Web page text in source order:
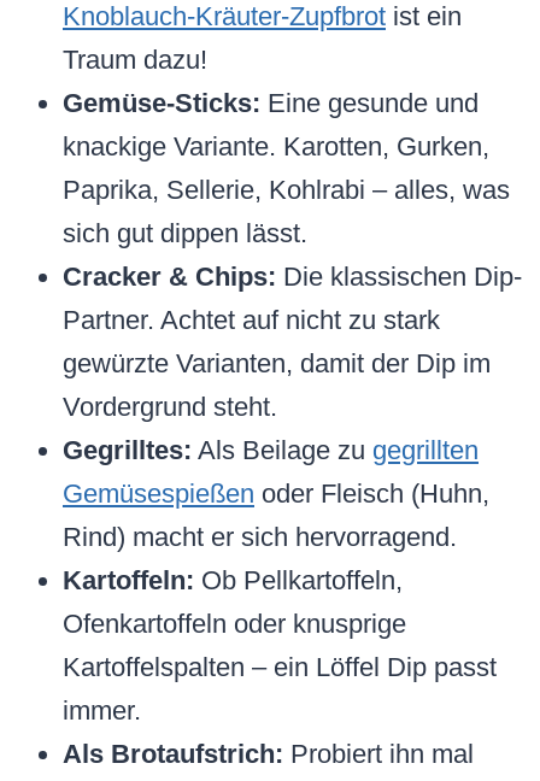
Knoblauch-Kräuter-Zupfbrot ist ein
Traum dazu!
Gemüse-Sticks: Eine gesunde und
knackige Variante. Karotten, Gurken,
Paprika, Sellerie, Kohlrabi – alles, was
sich gut dippen lässt.
Cracker & Chips: Die klassischen Dip-
Partner. Achtet auf nicht zu stark
gewürzte Varianten, damit der Dip im
Vordergrund steht.
Gegrilltes: Als Beilage zu gegrillten
Gemüsespießen oder Fleisch (Huhn,
Rind) macht er sich hervorragend.
Kartoffeln: Ob Pellkartoffeln,
Ofenkartoffeln oder knusprige
Kartoffelspalten – ein Löffel Dip passt
immer.
Als Brotaufstrich: Probiert ihn mal